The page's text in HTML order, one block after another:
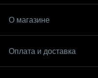
О магазине
Оплата и доставка